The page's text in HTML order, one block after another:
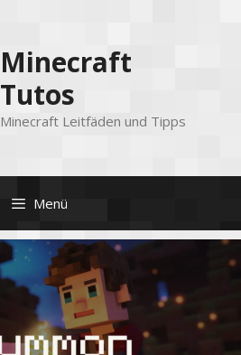
Minecraft
Tutos
Minecraft Leitfäden und Tipps
Menü